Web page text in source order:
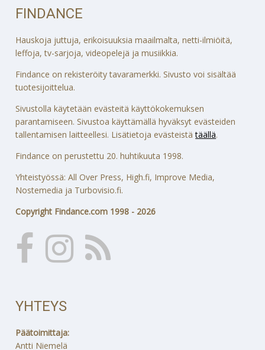
FINDANCE
Hauskoja juttuja, erikoisuuksia maailmalta, netti-ilmiöitä,
leffoja, tv-sarjoja, videopelejä ja musiikkia.
Findance on rekisteröity tavaramerkki. Sivusto voi sisältää
tuotesijoittelua.
Sivustolla käytetään evästeitä käyttökokemuksen
parantamiseen. Sivustoa käyttämällä hyväksyt evästeiden
tallentamisen laitteellesi. Lisätietoja evästeistätäällä.
Findance on perustettu 20. huhtikuuta 1998.
Yhteistyössä: All Over Press, High.fi, Improve Media,
Nostemedia ja Turbovisio.fi.
Copyright Findance.com 1998 - 2026
YHTEYS
Päätoimittaja:
Antti Niemelä